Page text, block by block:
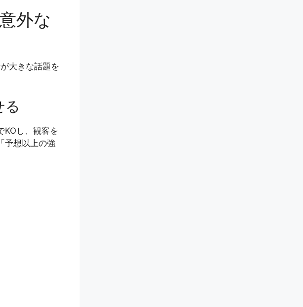
外な
大きな話題を
る
KOし、観客を
予想以上の強